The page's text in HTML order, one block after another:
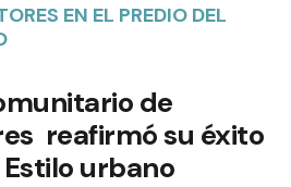
EN EL PREDIO DEL
de
reafirmó su éxito
urbano